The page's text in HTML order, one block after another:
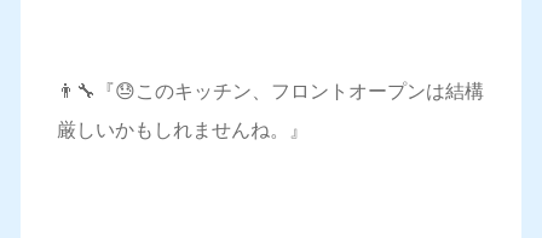
👨‍🔧『😓このキッチン、フロントオープンは結構
厳しいかもしれませんね。』